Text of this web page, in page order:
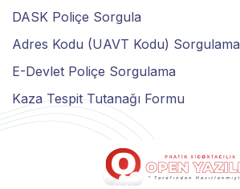
DASK Poliçe Sorgula
Adres Kodu (UAVT Kodu) Sorgulama
E-Devlet Poliçe Sorgulama
Kaza Tespit Tutanağı Formu